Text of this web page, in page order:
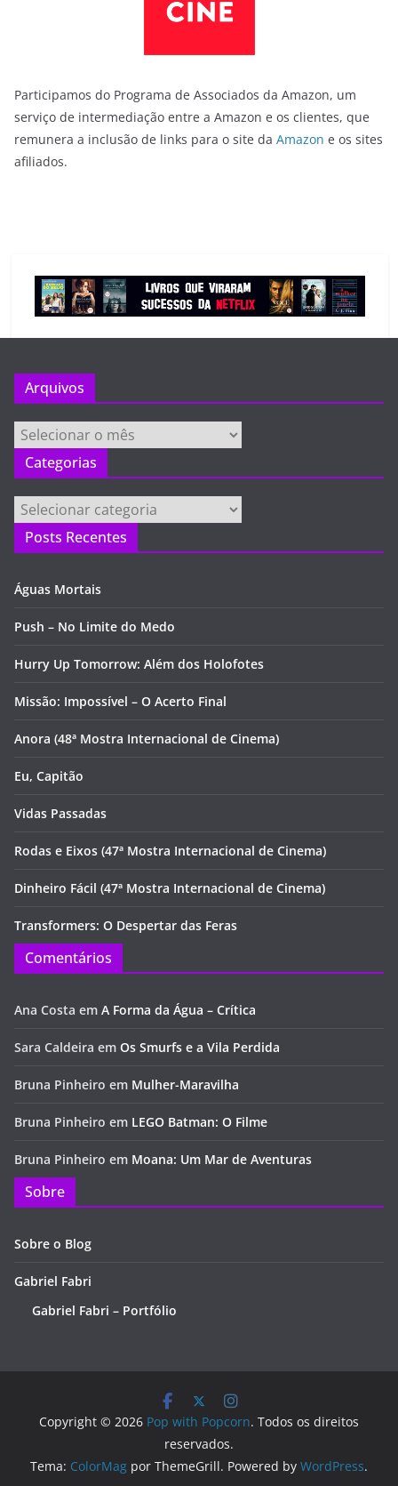
Participamos do Programa de Associados da Amazon, um
serviço de intermediação entre a Amazon e os clientes, que
remunera a inclusão de links para o site da Amazon e os sites
afiliados.
Arquivos
Arquivos
Categorias
Categorias
Posts Recentes
Águas Mortais
Push – No Limite do Medo
Hurry Up Tomorrow: Além dos Holofotes
Missão: Impossível – O Acerto Final
Anora (48ª Mostra Internacional de Cinema)
Eu, Capitão
Vidas Passadas
Rodas e Eixos (47ª Mostra Internacional de Cinema)
Dinheiro Fácil (47ª Mostra Internacional de Cinema)
Transformers: O Despertar das Feras
Comentários
Ana Costa em A Forma da Água – Crítica
Sara Caldeira em Os Smurfs e a Vila Perdida
Bruna Pinheiro em Mulher-Maravilha
Bruna Pinheiro em LEGO Batman: O Filme
Bruna Pinheiro em Moana: Um Mar de Aventuras
Sobre
Sobre o Blog
Gabriel Fabri
Gabriel Fabri – Portfólio
Copyright © 2026 Pop with Popcorn. Todos os direitos
reservados.
Tema: ColorMag por ThemeGrill. Powered by WordPress.